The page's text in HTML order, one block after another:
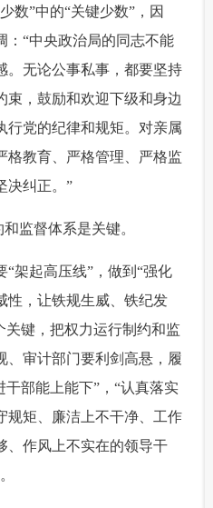
”中的“关键少数”，因
：“中央政治局的同志不能
。无论公事私事，都要坚持
束，鼓励和欢迎下级和身边
行党的纪律和规矩。对亲属
格教育、严格管理、严格监
决纠正。”
监督体系是关键。
起高压线”，做到“强化
性，让铁规生威、铁纪发
关键，把权力运行制约和监
、审计部门要利剑高悬，履
干部能上能下”，“认真落实
规矩、廉洁上不干净、工作
、作风上不实在的领导干